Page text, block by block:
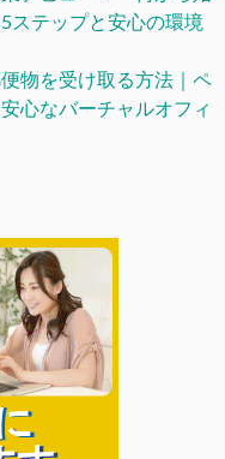
ステップと安心の環境
物を受け取る方法｜ペ
心なバーチャルオフィ